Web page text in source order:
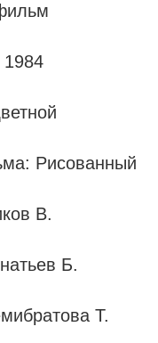
1984
Рисованный
В.
Б.
Т.